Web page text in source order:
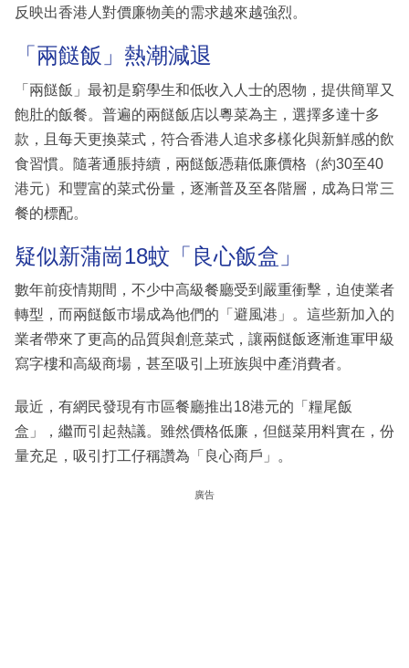
反映出香港人對價廉物美的需求越來越強烈。
「兩餸飯」熱潮減退
「兩餸飯」最初是窮學生和低收入人士的恩物，提供簡單又
飽肚的飯餐。普遍的兩餸飯店以粵菜為主，選擇多達十多
款，且每天更換菜式，符合香港人追求多樣化與新鮮感的飲
食習慣。隨著通脹持續，兩餸飯憑藉低廉價格（約30至40
港元）和豐富的菜式份量，逐漸普及至各階層，成為日常三
餐的標配。
疑似新蒲崗18蚊「良心飯盒」
數年前疫情期間，不少中高級餐廳受到嚴重衝擊，迫使業者
轉型，而兩餸飯市場成為他們的「避風港」。這些新加入的
業者帶來了更高的品質與創意菜式，讓兩餸飯逐漸進軍甲級
寫字樓和高級商場，甚至吸引上班族與中產消費者。
最近，有網民發現有市區餐廳推出18港元的「糧尾飯
盒」，繼而引起熱議。雖然價格低廉，但餸菜用料實在，份
量充足，吸引打工仔稱讚為「良心商戶」。
廣告